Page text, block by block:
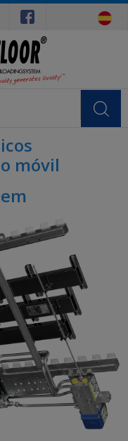
móvil